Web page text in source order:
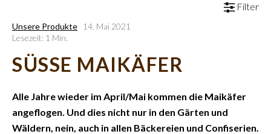
Filter
Unsere Produkte 14. Mai 2021
Lesezeit: 1 Min.
SÜSSE MAIKÄFER
Alle Jahre wieder im April/Mai kommen die Maikäfer
angeflogen. Und dies nicht nur in den Gärten und
Wäldern, nein, auch in allen Bäckereien und Confiserien.